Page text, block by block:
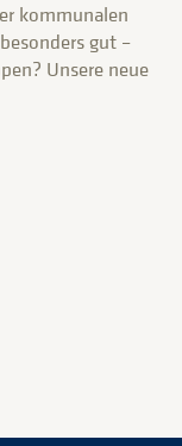
kommunalen
gut –
Unsere neue